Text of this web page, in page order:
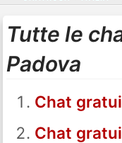
Tutte le
Padova
Chat
Chat